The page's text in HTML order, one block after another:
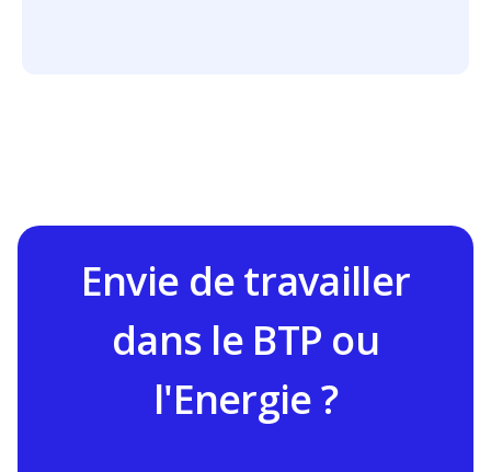
Envie de travailler
dans le BTP ou
l'Energie ?